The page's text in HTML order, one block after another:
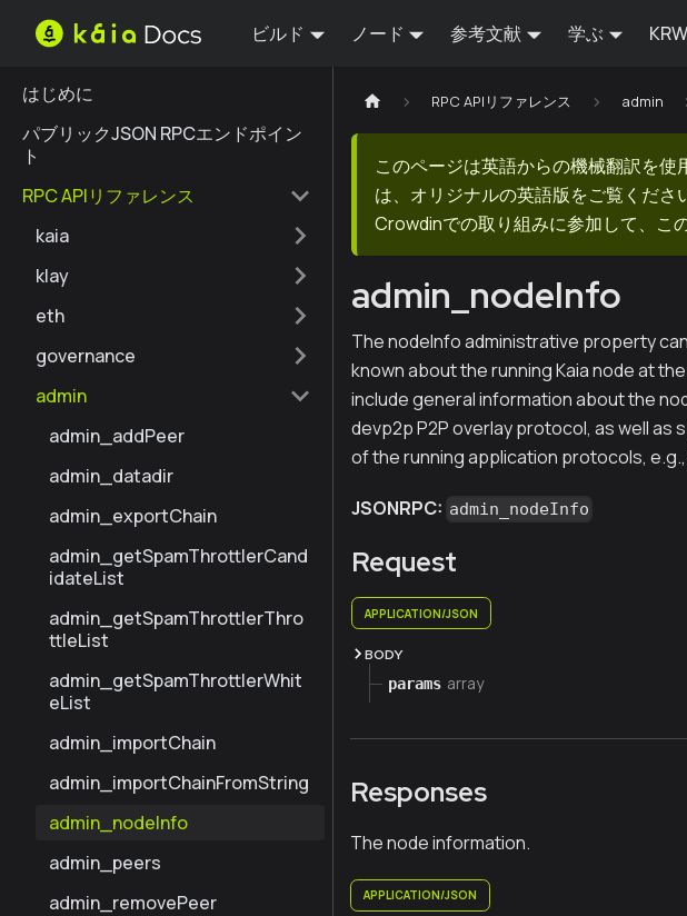
ビルド ノード 参考文献 学ぶ
はじめに
パブリックJSON RPCエンドポイン
ト
RPC APIリファレンス
kaia
klay
eth
governance
admin
admin_addPeer
admin_datadir
admin_exportChain
admin_getSpamThrottlerCand
idateList
admin_getSpamThrottlerThro
ttleList
admin_getSpamThrottlerWhit
eList
admin_importChain
admin_importChainFromString
admin_nodeInfo
admin_peers
admin_removePeer
RPC APIリファレンス admin
このページは英語からの機械翻訳を
は、オリジナルの英語版をご覧くださ
Crowdinでの取り組みに参加して、こ
admin_nodeInfo
The nodeInfo administrative property
known about the running Kaia node at
include general information about the
devp2p P2P overlay protocol, as well as
of the running application protocols, e.g.,
JSONRPC: admin_nodeInfo
Request
APPLICATION/JSON
BODY
params array
Responses
The node information.
APPLICATION/JSON